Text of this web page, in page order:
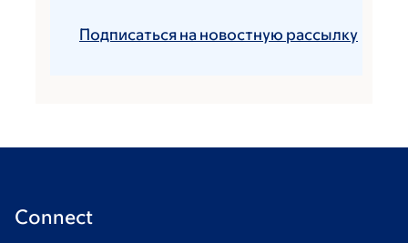
Подписаться на новостную рассылку
Connect